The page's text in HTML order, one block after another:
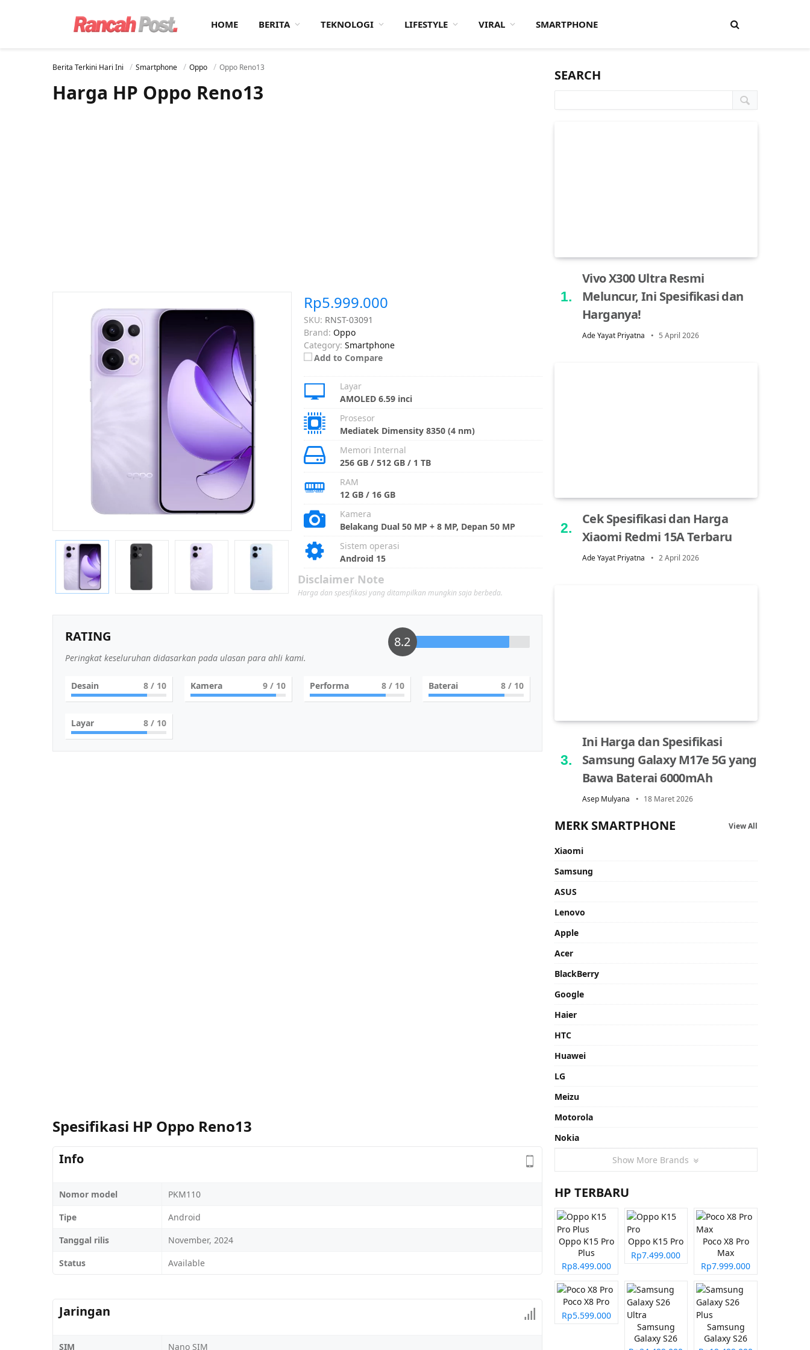
HOME BERITA TEKNOLOGI LIFESTYLE VIRAL SMARTPHONE
Berita Terkini Hari Ini Smartphone Oppo Oppo Reno13
Harga HP Oppo Reno13
Rp5.999.000
SKU: RNST-03091
Brand: Oppo
Category: Smartphone
Add to Compare
Layar
AMOLED 6.59 inci
Prosesor
Mediatek Dimensity 8350 (4 nm)
Memori Internal
256 GB / 512 GB / 1 TB
RAM
12 GB / 16 GB
Kamera
Belakang Dual 50 MP + 8 MP, Depan 50 MP
Sistem operasi
Android 15
RATING
Peringkat keseluruhan didasarkan pada ulasan para ahli kami.
8.2
Desain 8/ 10 Kamera 9/ 10 Performa 8 / 10 Baterai 8 / 10
Layar 8/ 10
Spesifikasi HP Oppo Reno13
Info
Nomor model
PKM110
Tipe
Android
Tanggal rilis
November, 2024
Status
Available
Jaringan
SIM
Nano SIM
Disclaimer Note
Harga dan spesifikasi yang ditampilkan mungkin saja berbeda.
SEARCH
Vivo X300 Ultra Resmi
Meluncur, Ini Spesifikasi dan
Harganya!
Ade Yayat Priyatna 5 April 2026
Cek Spesifikasi dan Harga
Xiaomi Redmi 15A Terbaru
Ade Yayat Priyatna 2 April 2026
Ini Harga dan Spesifikasi
Samsung Galaxy M17e 5G yang
Bawa Baterai 6000mAh
Asep Mulyana 18 Maret 2026
MERK SMARTPHONE View All
Xiaomi
Samsung
ASUS
Lenovo
Apple
Acer
BlackBerry
Google
Haier
HTC
Huawei
LG
Meizu
Motorola
Nokia
Show More Brands
HP TERBARU
Oppo K15 Pro
Plus
Rp8.499.000
Oppo K15 Pro
Rp7.499.000
Poco X8 Pro
Max
Rp7.999.000
Poco X8 Pro
Rp5.599.000
Samsung
Galaxy S26
Samsung
Galaxy S26